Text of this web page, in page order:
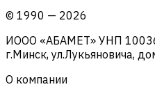
© 1990 — 2026
ИООО «АБАМЕТ» УНП
г.Минск, ул.Лукьяновича,
О компании